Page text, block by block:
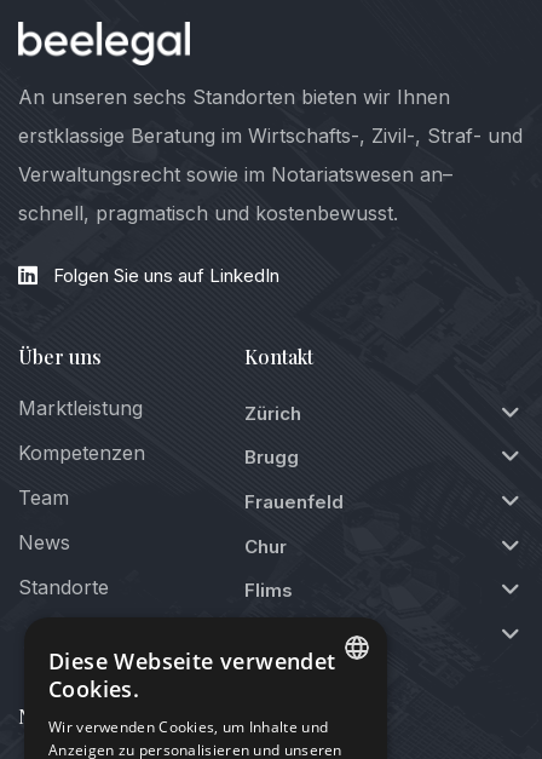
An unseren sechs Standorten bieten wir Ihnen
erstklassige Beratung im Wirtschafts-, Zivil-, Straf- und
Verwaltungsrecht sowie im Notariatswesen an–
schnell, pragmatisch und kostenbewusst.
Folgen Sie uns auf LinkedIn
Über uns
Marktleistung
Kompetenzen
Team
News
Standorte
Kontakt
Zürich
Brugg
Frauenfeld
Chur
Flims
Newsletter GERMAN
Diese Webseite verwendet
Cookies.
Wir verwenden Cookies, um Inhalte und
Anzeigen zu personalisieren und unseren